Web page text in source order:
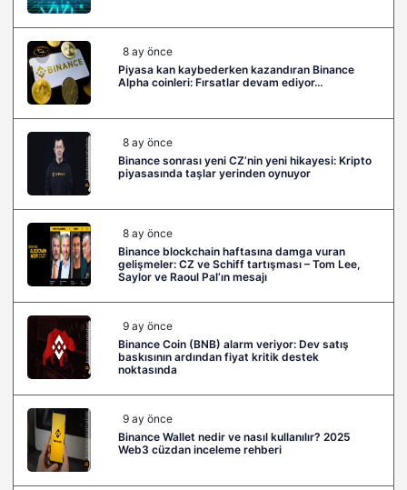
8 ay önce
Piyasa kan kaybederken kazandıran Binance
Alpha coinleri: Fırsatlar devam ediyor…
8 ay önce
Binance sonrası yeni CZ’nin yeni hikayesi: Kripto
piyasasında taşlar yerinden oynuyor
8 ay önce
Binance blockchain haftasına damga vuran
gelişmeler: CZ ve Schiff tartışması – Tom Lee,
Saylor ve Raoul Pal’ın mesajı
9 ay önce
Binance Coin (BNB) alarm veriyor: Dev satış
baskısının ardından fiyat kritik destek
noktasında
9 ay önce
Binance Wallet nedir ve nasıl kullanılır? 2025
Web3 cüzdan inceleme rehberi